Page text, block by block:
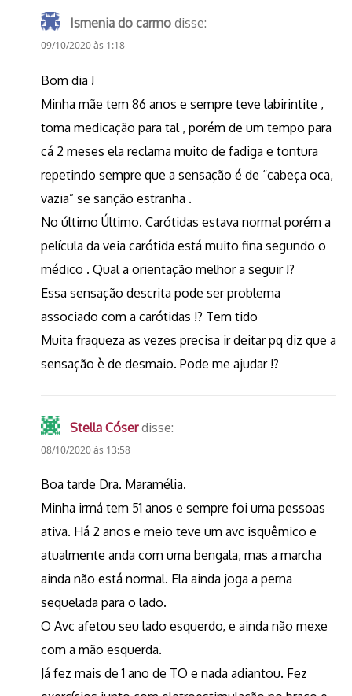
Ismenia do carmo disse:
09/10/2020 às 1:18
Bom dia !
Minha mãe tem 86 anos e sempre teve labirintite ,
toma medicação para tal , porém de um tempo para
cá 2 meses ela reclama muito de fadiga e tontura
repetindo sempre que a sensação é de “cabeça oca,
vazia” se sanção estranha .
No último Último. Carótidas estava normal porém a
película da veia carótida está muito fina segundo o
médico . Qual a orientação melhor a seguir !?
Essa sensação descrita pode ser problema
associado com a carótidas !? Tem tido
Muita fraqueza as vezes precisa ir deitar pq diz que a
sensação è de desmaio. Pode me ajudar !?
Stella Cóser disse:
08/10/2020 às 13:58
Boa tarde Dra. Maramélia.
Minha irmá tem 51 anos e sempre foi uma pessoas
ativa. Há 2 anos e meio teve um avc isquêmico e
atualmente anda com uma bengala, mas a marcha
ainda não está normal. Ela ainda joga a perna
sequelada para o lado.
O Avc afetou seu lado esquerdo, e ainda não mexe
com a mão esquerda.
Já fez mais de 1 ano de TO e nada adiantou. Fez